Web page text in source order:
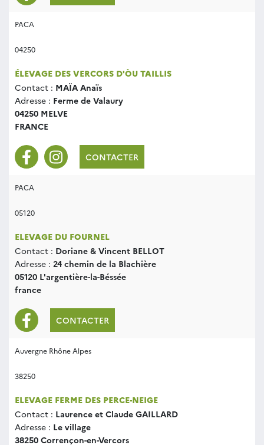
PACA
04250
ÉLEVAGE DES VERCORS D'ÒU TAILLIS
Contact : MAÏA Anaïs
Adresse : Ferme de Valaury
04250 MELVE
FRANCE
CONTACTER
PACA
05120
ELEVAGE DU FOURNEL
Contact : Doriane & Vincent BELLOT
Adresse : 24 chemin de la Blachière
05120 L'argentière-la-Béssée
france
CONTACTER
Auvergne Rhône Alpes
38250
ELEVAGE FERME DES PERCE-NEIGE
Contact : Laurence et Claude GAILLARD
Adresse : Le village
38250 Corrençon-en-Vercors